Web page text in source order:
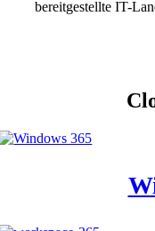
bereitgestellte IT-